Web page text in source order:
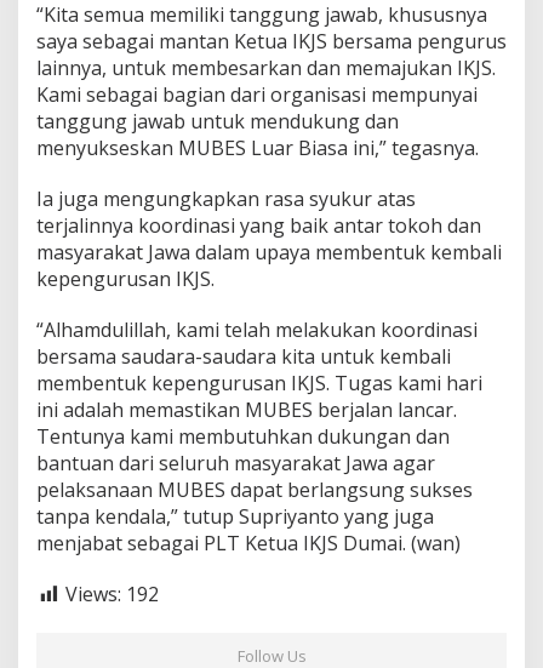
“Kita semua memiliki tanggung jawab, khususnya
saya sebagai mantan Ketua IKJS bersama pengurus
lainnya, untuk membesarkan dan memajukan IKJS.
Kami sebagai bagian dari organisasi mempunyai
tanggung jawab untuk mendukung dan
menyukseskan MUBES Luar Biasa ini,” tegasnya.
Ia juga mengungkapkan rasa syukur atas
terjalinnya koordinasi yang baik antar tokoh dan
masyarakat Jawa dalam upaya membentuk kembali
kepengurusan IKJS.
“Alhamdulillah, kami telah melakukan koordinasi
bersama saudara-saudara kita untuk kembali
membentuk kepengurusan IKJS. Tugas kami hari
ini adalah memastikan MUBES berjalan lancar.
Tentunya kami membutuhkan dukungan dan
bantuan dari seluruh masyarakat Jawa agar
pelaksanaan MUBES dapat berlangsung sukses
tanpa kendala,” tutup Supriyanto yang juga
menjabat sebagai PLT Ketua IKJS Dumai. (wan)
Views: 192
Follow Us